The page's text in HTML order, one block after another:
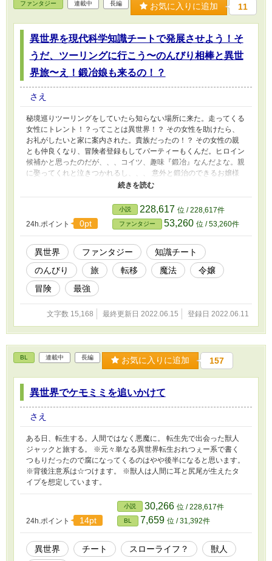
ファンタジー 連載中 長編 お気に入りに追加 11
異世界を現代科学知識チートで発展させよう！そ
うだ、ツーリングに行こう〜のんびり相棒と異世
界旅〜え！鍛冶娘も来るの！？
さえ
秘境巡りツーリングをしていたら知らない場所に来た。走ってくる
女性にトレント！？ってことは異世界！？ その女性を助けたら、
お礼がしたいと家に案内された。貴族だったの！？ その女性の親
とも仲良くなり、冒険者登録もしてパーティーもくんだ。ヒロイン
候補かと思ったのだが、、、コイツ、趣味『鍛冶』なんだよな。親
に娶ってくれと泣きつかれるし、、、 意外と鍛治のできるお嬢様
は役に立つかも？夢だった異世界で現代科学知識チートもできるか
んびりツーリング旅に出かけるのは一通り知識チート、産業の発展
が起きてからになります。 カクヨムにも投稿中
24h.ポイント
0pt
小説 228,617 位 / 228,617件
ファンタジー 53,260 位 / 53,260件
異世界 ファンタジー
知識チート
のんびり
旅 転移 魔法
令嬢
冒険
最強
文字数 15,168 最終更新日 2022.06.15 登録日 2022.06.11
BL 連載中 長編 お気に入りに追加 157
異世界でケモミミを追いかけて
さえ
ある日、転生する。人間ではなく悪魔に。 転生先で出会った獣人
ジャックと旅する。 ※元々単なる異世界転生おれつぇー系で書く
つもりだったので腐になってくるのはやや後半になると思います。
※背後注意系は☆つけます。 ※獣人は人間に耳と尻尾が生えたタ
イプを想定しています。
24h.ポイント 14pt
小説 30,266 位 / 228,617件
BL 7,659 位 / 31,392件
異世界 チート スローライフ？
獣人